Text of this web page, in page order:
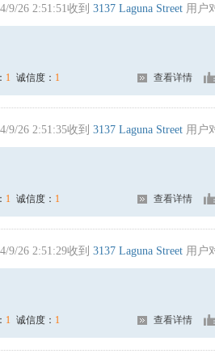
9/26 2:51:51收到 3137 Laguna Street 用户
1 诚信度： 1 查看详情
9/26 2:51:35收到 3137 Laguna Street 用户
1 诚信度： 1 查看详情
9/26 2:51:29收到 3137 Laguna Street 用户
1 诚信度： 1 查看详情